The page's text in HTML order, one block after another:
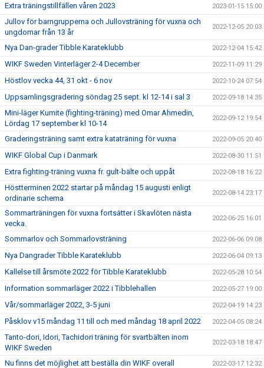
Extra träningstillfällen våren 2023 2023-01-15 15:00
Jullov för barngrupperna och Jullovsträning för vuxna och
ungdomar från 13 år
2022-12-05 20:03
Nya Dan-grader Tibble Karateklubb 2022-12-04 15:42
WIKF Sweden Vinterläger 2-4 December 2022-11-09 11:29
Höstlov vecka 44, 31 okt - 6 nov 2022-10-24 07:54
Uppsamlingsgradering söndag 25 sept. kl 12-14 i sal 3 2022-09-18 14:35
Mini-läger Kumite (fighting-träning) med Omar Ahmedin,
Lördag 17 september kl 10-14
2022-09-12 19:54
Graderingsträning samt extra kataträning för vuxna 2022-09-05 20:40
WIKF Global Cup i Danmark 2022-08-30 11:51
Extra fighting-träning vuxna fr. gult-bälte och uppåt 2022-08-18 16:22
Höstterminen 2022 startar på måndag 15 augusti enligt
ordinarie schema
2022-08-14 23:17
Sommarträningen för vuxna fortsätter i Skavlöten nästa
vecka.
2022-06-25 16:01
Sommarlov och Sommarlovsträning 2022-06-06 09:08
Nya Dangrader Tibble Karateklubb 2022-06-04 09:13
Kallelse till årsmöte 2022 för Tibble Karateklubb 2022-05-28 10:54
Information sommarläger 2022 i Tibblehallen 2022-05-27 19:00
Vår/sommarläger 2022, 3-5 juni 2022-04-19 14:23
Påsklov v15 måndag 11 till och med måndag 18 april 2022 2022-04-05 08:24
Tanto-dori, Idori, Tachidori träning för svartbälten inom
WIKF Sweden
2022-03-18 18:47
Nu finns det möjlighet att beställa din WIKF overall 2022-03-17 12:32